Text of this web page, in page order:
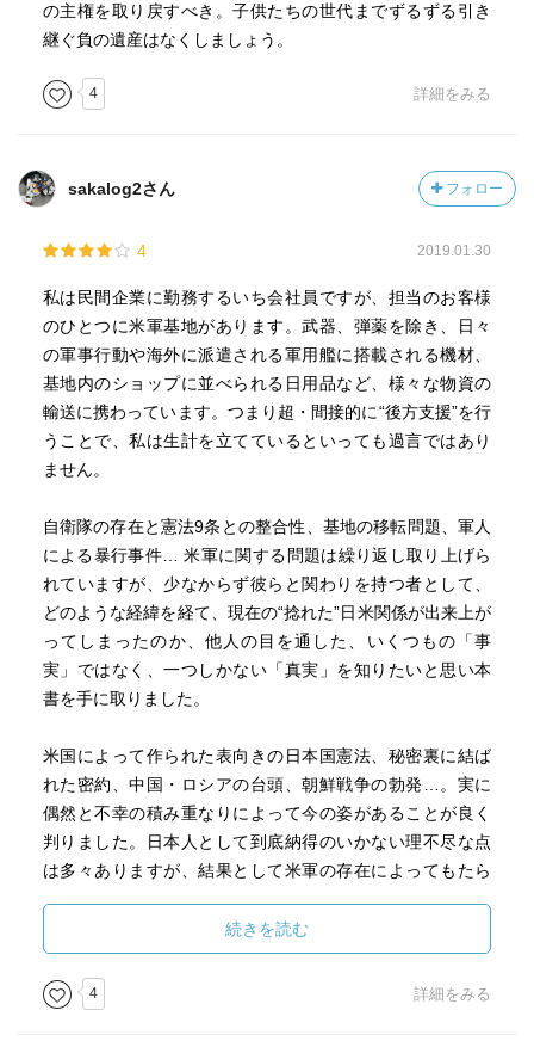
の主権を取り戻すべき。子供たちの世代までずるずる引き
継ぐ負の遺産はなくしましょう。
4 詳細をみる
sakalog2さん フォロー
4 2019.01.30
私は民間企業に勤務するいち会社員ですが、担当のお客様
のひとつに米軍基地があります。武器、弾薬を除き、日々
の軍事行動や海外に派遣される軍用艦に搭載される機材、
基地内のショップに並べられる日用品など、様々な物資の
輸送に携わっています。つまり超・間接的に“後方支援”を行
うことで、私は生計を立てているといっても過言ではあり
ません。
自衛隊の存在と憲法9条との整合性、基地の移転問題、軍人
による暴行事件… 米軍に関する問題は繰り返し取り上げら
れていますが、少なからず彼らと関わりを持つ者として、
どのような経緯を経て、現在の“捻れた”日米関係が出来上が
ってしまったのか、他人の目を通した、いくつもの「事
実」ではなく、一つしかない「真実」を知りたいと思い本
書を手に取りました。
米国によって作られた表向きの日本国憲法、秘密裏に結ば
れた密約、中国・ロシアの台頭、朝鮮戦争の勃発…。実に
偶然と不幸の積み重なりによって今の姿があることが良く
判りました。日本人として到底納得のいかない理不尽な点
は多々ありますが、結果として米軍の存在によってもたら
数年で経済大国に成長することは無かったでしょう）があ
るのもまた事実です。良いトコロ取りは出来ないのです。
日常生活で米軍と関わることのない人であればこそ、不都
合なことは放送しないマスコミよって切り取られた、ごく
続きを読む
4 詳細をみる